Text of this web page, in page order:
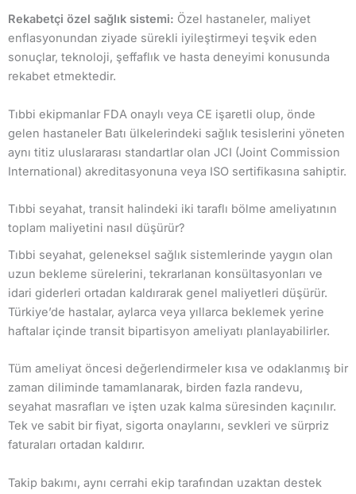
Rekabetçi özel sağlık sistemi: Özel hastaneler, maliyet
enflasyonundan ziyade sürekli iyileştirmeyi teşvik eden
sonuçlar, teknoloji, şeffaflık ve hasta deneyimi konusunda
rekabet etmektedir.
Tıbbi ekipmanlar FDA onaylı veya CE işaretli olup, önde
gelen hastaneler Batı ülkelerindeki sağlık tesislerini yöneten
aynı titiz uluslararası standartlar olan JCI (Joint Commission
International) akreditasyonuna veya ISO sertifikasına sahiptir.
Tıbbi seyahat, transit halindeki iki taraflı bölme ameliyatının
toplam maliyetini nasıl düşürür?
Tıbbi seyahat, geleneksel sağlık sistemlerinde yaygın olan
uzun bekleme sürelerini, tekrarlanan konsültasyonları ve
idari giderleri ortadan kaldırarak genel maliyetleri düşürür.
Türkiye’de hastalar, aylarca veya yıllarca beklemek yerine
haftalar içinde transit bipartisyon ameliyatı planlayabilirler.
Tüm ameliyat öncesi değerlendirmeler kısa ve odaklanmış bir
zaman diliminde tamamlanarak, birden fazla randevu,
seyahat masrafları ve işten uzak kalma süresinden kaçınılır.
Tek ve sabit bir fiyat, sigorta onaylarını, sevkleri ve sürpriz
faturaları ortadan kaldırır.
Takip bakımı, aynı cerrahi ekip tarafından uzaktan destek